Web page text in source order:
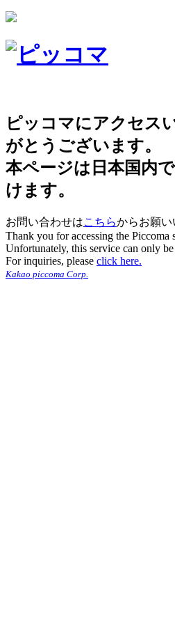
ピッコマにアクセス
がとうございます。
本ページは日本国内
けます。
お問い合わせはこちらからお願い
Thank you for accessing the Piccoma
Unfortunately, this service can only
For inquiries, please click here.
Kakao piccoma Corp.